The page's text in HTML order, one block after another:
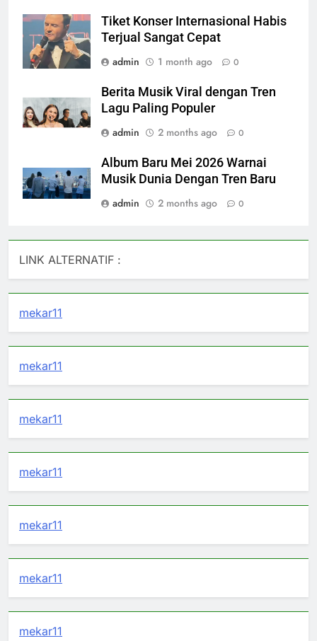
Tiket Konser Internasional Habis
Terjual Sangat Cepat
admin
1 month ago 0
Berita Musik Viral dengan Tren
Lagu Paling Populer
admin
2 months ago 0
Album Baru Mei 2026 Warnai
Musik Dunia Dengan Tren Baru
admin
2 months ago 0
LINK ALTERNATIF :
mekar11
mekar11
mekar11
mekar11
mekar11
mekar11
mekar11